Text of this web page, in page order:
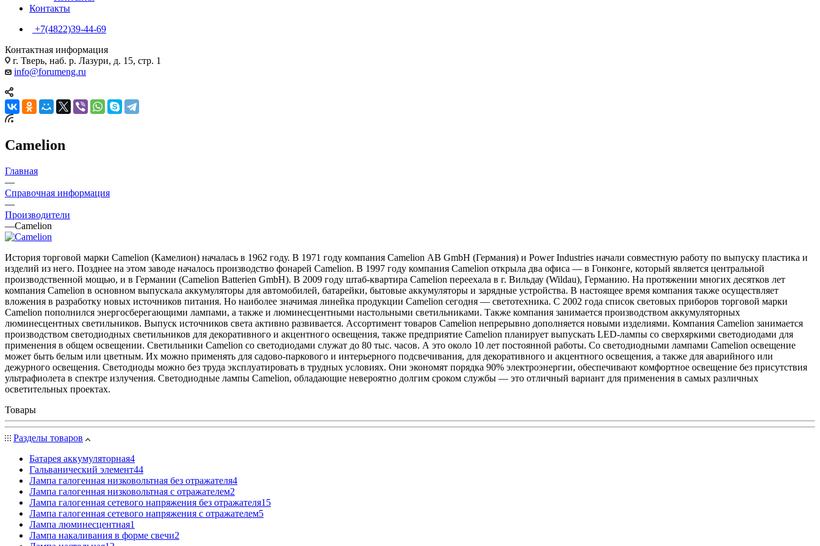
Контакты
+7(4822)39-44-69
Контактная информация
г. Тверь, наб. р. Лазури, д. 15, стр. 1
info@forumeng.ru
Camelion
Главная
—
Справочная информация
—
Производители
—Camelion
История торговой марки Camelion (Камелион) началась в 1962 году. В 1971 году компания Camelion АB GmbH (Германия) и Power Industries начали совместную работу по выпуску пластика и
изделий из него. Позднее на этом заводе началось производство фонарей Camelion. В 1997 году компания Camelion открыла два офиса — в Гонконге, который является центральной
производственной мощью, и в Германии (Camelion Batterien GmbH). В 2009 году штаб-квартира Camelion переехала в г. Вильдау (Wildau), Германию. На протяжении многих десятков лет
компания Camelion в основном выпускала аккумуляторы для автомобилей, батарейки, бытовые аккумуляторы и зарядные устройства. В настоящее время компания также осуществляет
вложения в разработку новых источников питания. Но наиболее значимая линейка продукции Camelion сегодня — светотехника. С 2002 года список световых приборов торговой марки
Camelion пополнился энергосберегающими лампами, а также и люминесцентными настольными светильниками. Также компания занимается производством аккумуляторных
люминесцентных светильников. Выпуск источников света активно развивается. Ассортимент товаров Camelion непрерывно дополняется новыми изделиями. Компания Camelion занимается
производством светодиодных светильников для декоративного и акцентного освещения, также предприятие Camelion планирует выпускать LED-лампы со сверхяркими светодиодами для
применения в общем освещении. Светильники Camelion со светодиодами служат до 80 тыс. часов. А это около 10 лет постоянной работы. Со светодиодными лампами Camelion освещение
может быть белым или цветным. Их можно применять для садово-паркового и интерьерного подсвечивания, для декоративного и акцентного освещения, а также для аварийного или
дежурного освещения. Светодиоды можно без труда эксплуатировать в трудных условиях. Они экономят порядка 90% электроэнергии, обеспечивают комфортное освещение без присутствия
ультрафиолета в спектре излучения. Светодиодные лампы Camelion, обладающие невероятно долгим сроком службы — это отличный вариант для применения в самых различных
осветительных проектах.
Товары
Разделы товаров
Батарея аккумуляторная4
Гальванический элемент44
Лампа галогенная низковольтная без отражателя4
Лампа галогенная низковольтная с отражателем2
Лампа галогенная сетевого напряжения без отражателя15
Лампа галогенная сетевого напряжения с отражателем5
Лампа люминесцентная1
Лампа накаливания в форме свечи2